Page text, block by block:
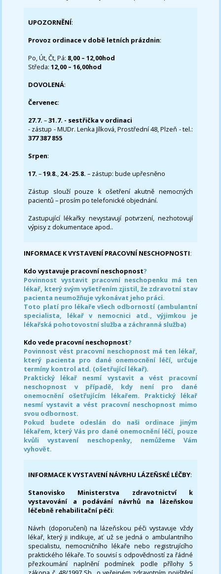
UPOZORNĚNÍ:
Provoz ordinace v době letních prázdnin:
Po, Út, Čt, Pá: 8,00 – 12,00hod
Středa:12,00 – 16,00hod
DOVOLENÁ:
Červenec:
27.7.–31.7. - sestřička v ordinaci
- zástup - MUDr. Lenka Jílková, Prostřední 48, Plzeň - tel.:
377 387 855
Srpen:
17. –19.8., 24.-25.8. – zástup: bude upřesněno
Zástup slouží pouze k ošetření akutně nemocných
pacientů – prosím po telefonické objednání.
Zastupující lékařky nevystavují potvrzení, nezhotovují
výpisy z dokumentace apod..
INFORMACE K VYSTAVENÍ PRACOVNÍ NESCHOPNOSTI:
Kdo vystavuje pracovní neschopnost?
Povinnost vystavit pracovní neschopenku má ten
lékař, který svým vyšetřením zjistil, že zdravotní stav
pacienta neumožňuje vykonávat jeho práci.
Toto platí pro lékaře všech odborností (ambulantní
specialista, lékař v nemocnici atd., výjimkou je
lékařská pohotovostní služba a záchranná služba)
Kdo vede pracovní neschopnost?
Povinnost vést pracovní neschopnost má ten lékař,
který pacienta pro dané onemocnění léčí, určuje
termíny kontrol atd. (ošetřující lékař).
Praktický lékař nesmí vystavit a vést pracovní
neschopnost v případě, kdy není pro dané
onemocnění ošetřujícím lékařem. Praktický lékař
nesmí vystavit a vést pracovní neschopnost mimo
svou odbornost.
Pokud budete odeslán do naši ordinace jiným
lékařem, který Vás pro dané onemocnění léčí, pouze
kvůli vystavení neschopenky, nemůžeme Vám
vyhovět.
INFORMACE K VYSTAVENÍ NÁVRHU LÁZEŇSKÉ LÉČBY:
Stanovisko Ministerstva zdravotnictví k
vystavování a podávání návrhů na lázeňskou
léčebně rehabilitační péči:
Návrh (doporučení) na lázeňskou péči vystavuje vždy
lékař, který ji indikuje, ať už se jedná o ambulantního
specialistu, nemocničního lékaře nebo registrujícího
praktického lékaře. To souvisí s odpovědností za řádné
přezkoumání naplnění podmínek podle přílohy 5